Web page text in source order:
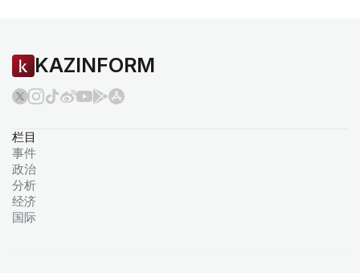
KAZINFORM
栏目
事件
政治
分析
经济
国际